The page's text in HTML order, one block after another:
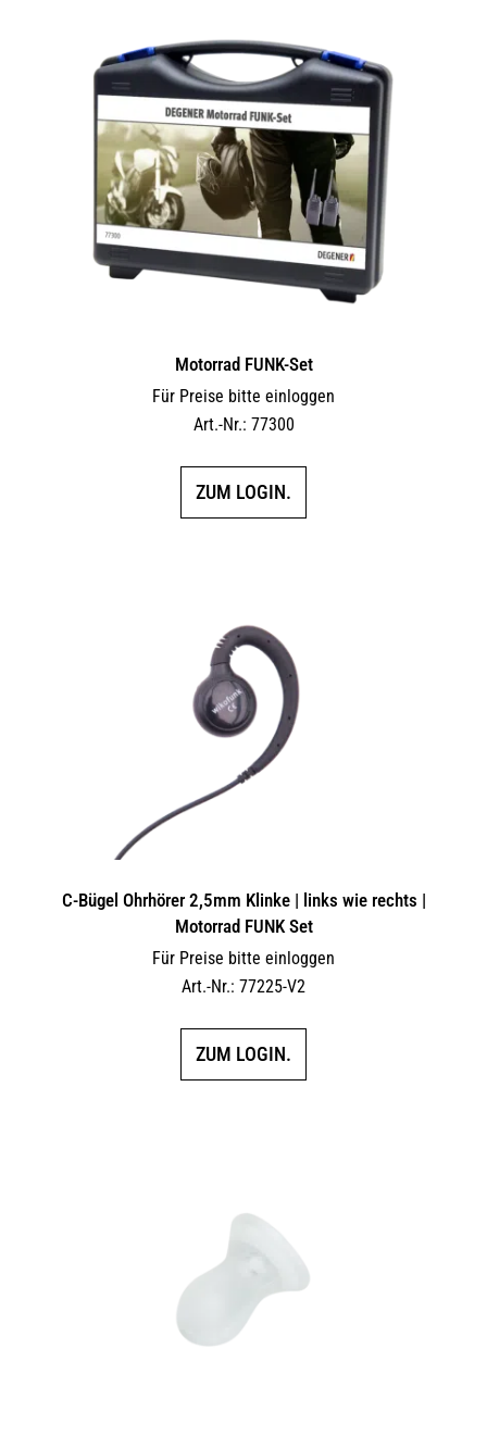
Motorrad FUNK-Set
Für Preise bitte einloggen
Art.-Nr.: 77300
ZUM LOGIN.
C-Bügel Ohrhörer 2,5mm Klinke | links wie rechts |
Motorrad FUNK Set
Für Preise bitte einloggen
Art.-Nr.: 77225-V2
ZUM LOGIN.